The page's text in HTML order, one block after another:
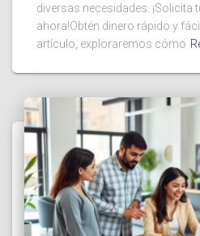
diversas necesidades. ¡Solicita
ahora!Obtén dinero rápido y
artículo, exploraremos cómo